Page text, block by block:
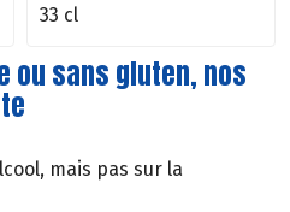
33 cl
ou sans gluten, nos
mais pas sur la